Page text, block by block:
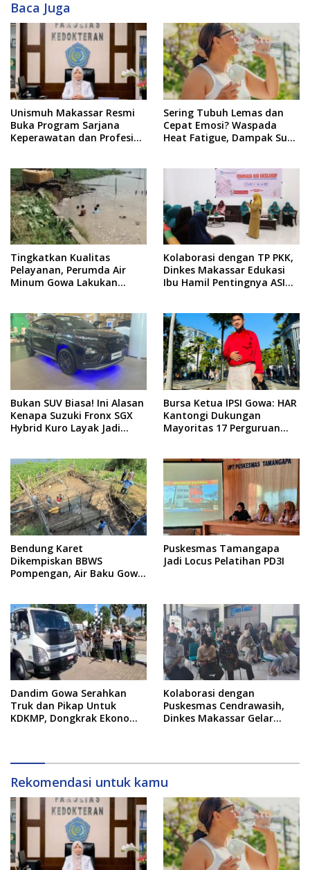
Baca Juga
Unismuh Makassar Resmi
Buka Program Sarjana
Keperawatan dan Profesi
Sering Tubuh Lemas dan
Cepat Emosi? Waspada
Heat Fatigue, Dampak Suhu
Tingkatkan Kualitas
Pelayanan, Perumda Air
Minum Gowa Lakukan
Kolaborasi dengan TP PKK,
Dinkes Makassar Edukasi
Ibu Hamil Pentingnya ASI
Bukan SUV Biasa! Ini Alasan
Kenapa Suzuki Fronx SGX
Hybrid Kuro Layak Jadi
Bursa Ketua IPSI Gowa: HAR
Kantongi Dukungan
Mayoritas 17 Perguruan
Bendung Karet
Dikempiskan BBWS
Pompengan, Air Baku Gowa
Puskesmas Tamangapa
Jadi Locus Pelatihan PD3I
Dandim Gowa Serahkan
Truk dan Pikap Untuk
KDKMP, Dongkrak Ekonomi
Kolaborasi dengan
Puskesmas Cendrawasih,
Dinkes Makassar Gelar
Rekomendasi untuk kamu